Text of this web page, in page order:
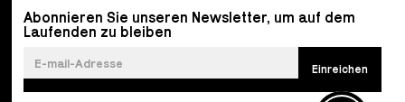
Abonnieren Sie unseren Newsletter, um auf dem
Laufenden zu bleiben